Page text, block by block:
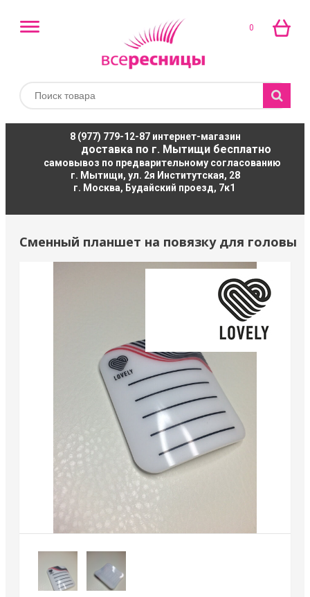
0
8 (977) 779-12-87интернет-магазин
доставка по г. Мытищи бесплатно
самовывоз по предварительному согласованию
г. Мытищи, ул. 2я Институтская, 28
г. Москва, Будайский проезд, 7к1
Сменный планшет на повязку для головы